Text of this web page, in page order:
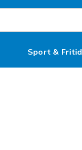
Sport & Fritid